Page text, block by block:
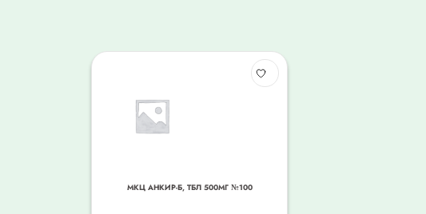
МКЦ АНКИР-Б, ТБЛ 500МГ №100